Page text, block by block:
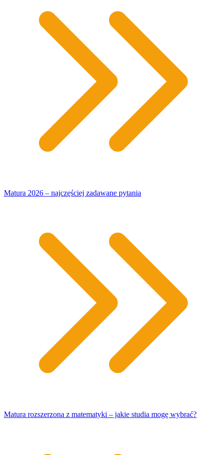
Matura 2026 – najczęściej zadawane pytania
Matura rozszerzona z matematyki – jakie studia mogę wybrać?